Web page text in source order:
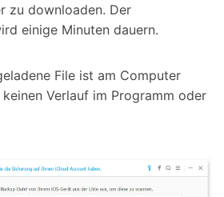
zu downloaden. Der
einige Minuten dauern.
File ist am Computer
Verlauf im Programm oder